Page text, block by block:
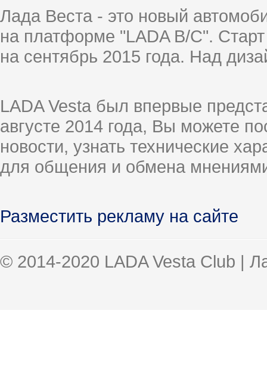
Лада Веста - это новый
на платформе "LADA B/C".
на сентябрь 2015 года. Над
LADA Vesta был впервые
августе 2014 года, Вы можете
новости, узнать технические
для общения и обмена
Разместить рекламу на сайте
© 2014-2020 LADA Vesta Club |